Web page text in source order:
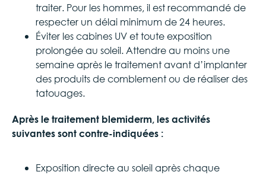
traiter. Pour les hommes, il est recommandé de
respecter un délai minimum de 24 heures.
Éviter les cabines UV et toute exposition
prolongée au soleil. Attendre au moins une
semaine après le traitement avant d’implanter
des produits de comblement ou de réaliser des
tatouages.
Après le traitement blemiderm , les activités
suivantes sont contre-indiquées :
Exposition directe au soleil après chaque